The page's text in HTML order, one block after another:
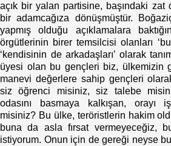
açık bir yalan partisine, başındaki
bir adamcağıza dönüşmüştür.
yapmış olduğu açıklamalara
örgütlerinin birer temsilcisi olanları
‘kendisinin de arkadaşları’ olarak
üyesi olan bu gençleri biz, ülkemizin
manevi değerlere sahip gençleri
siz öğrenci misiniz, siz talebe
odasını basmaya kalkışan, orayı
misiniz? Bu ülke, teröristlerin hakim
buna da asla fırsat vermeyeceğiz,
istiyorum. Onun için de gereği neyse